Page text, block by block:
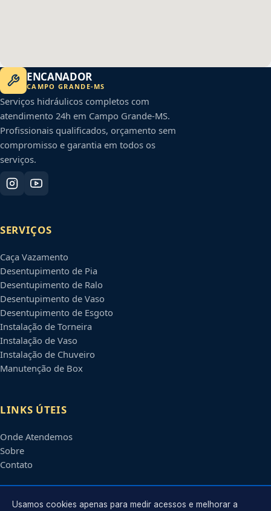
ENCANADOR
CAMPO GRANDE-MS
Serviços hidráulicos completos com
atendimento 24h em Campo Grande-MS.
Profissionais qualificados, orçamento sem
compromisso e garantia em todos os
serviços.
SERVIÇOS
Caça Vazamento
Desentupimento de Pia
Desentupimento de Ralo
Desentupimento de Vaso
Desentupimento de Esgoto
Instalação de Torneira
Instalação de Vaso
Instalação de Chuveiro
Manutenção de Box
LINKS ÚTEIS
Onde Atendemos
Sobre
Contato
CONTATO
Usamos cookies apenas para medir acessos e melhorar a